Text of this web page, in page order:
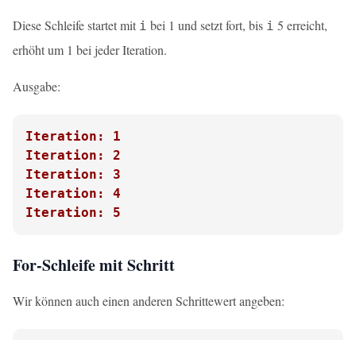
Diese Schleife startet mit i bei 1 und setzt fort, bis i 5 erreicht,
erhöht um 1 bei jeder Iteration.
Ausgabe:
Iteration: 1
Iteration: 2
Iteration: 3
Iteration: 4
Iteration: 5
For-Schleife mit Schritt
Wir können auch einen anderen Schrittewert angeben: